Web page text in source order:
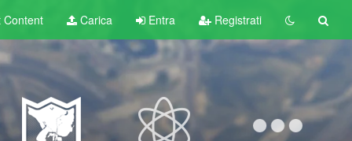
Content Carica Entra Registrati